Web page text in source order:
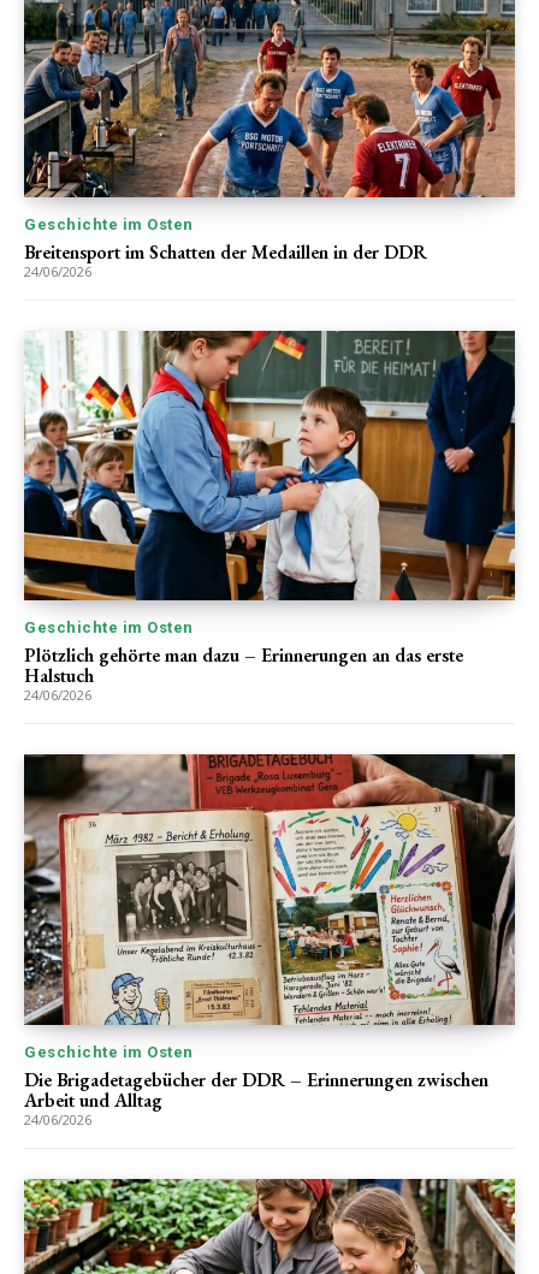
Geschichte im Osten
Breitensport im Schatten der Medaillen in der DDR
24/06/2026
Geschichte im Osten
Plötzlich gehörte man dazu – Erinnerungen an das erste
Halstuch
24/06/2026
Geschichte im Osten
Die Brigadetagebücher der DDR – Erinnerungen zwischen
Arbeit und Alltag
24/06/2026